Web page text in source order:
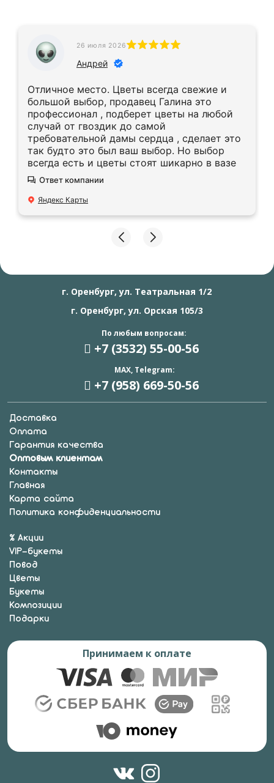
26 июля 2026
Андрей
Отличное место. Цветы всегда свежие и
большой выбор, продавец Галина это
профессионал , подберет цветы на любой
случай от гвоздик до самой
требовательной дамы сердца , сделает это
так будто это был ваш выбор. Но выбор
всегда есть и цветы стоят шикарно в вазе
Ответ компании
Яндекс Карты
г. Оренбург, ул. Театральная 1/2
г. Оренбург, ул. Орская 105/3
По любым вопросам:
+7 (3532) 55-00-56
MAX, Telegram:
+7 (958) 669-50-56
Доставка
Оплата
Гарантия качества
Оптовым клиентам
Контакты
Главная
Карта сайта
Политика конфиденциальности
% Акции
VIP-букеты
Повод
Цветы
Букеты
Композиции
Подарки
Принимаем к оплате